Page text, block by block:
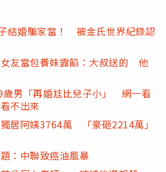
結婚騙家當！ 被金氏世界紀錄認
友當包養妹露餡：大叔送的 他
歲男「再婚尪比兒子小」 網一看
不出來
居阿姨3764萬 「豪砸2214萬」
：中聯致癌油風暴